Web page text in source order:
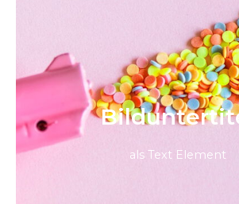
als Text Element